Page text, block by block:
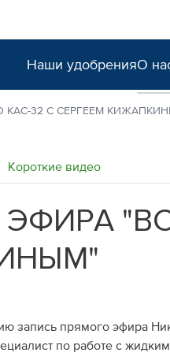
Наши удобренияО
32 С СЕРГЕЕМ
Короткие видео
прямого эфира
по работе с